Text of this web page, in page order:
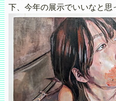
下、今年の展示でいいなと思